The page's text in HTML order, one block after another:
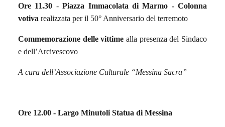
Ore 11.30 -Piazza Immacolata di Marmo - Colonna
votiva realizzata per il 50° Anniversario del terremoto
Commemorazione delle vittime alla presenza del Sindaco
e dell’Arcivescovo
A cura dell’Associazione Culturale “Messina Sacra”
Ore 12.00 - Largo Minutoli Statua di Messina